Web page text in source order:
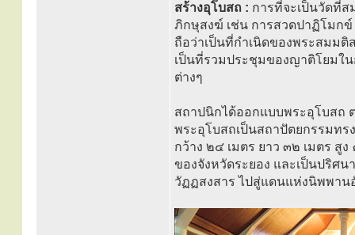
สร้างอุโบสถ : การที่จะเป็นวัดที่
ภิกษุสงฆ์ เช่น การสวดปาฏิโมก
ถือว่าเป็นที่กำเนิดของพระสมม
เป็นที่รวมประชุมของญาติโยมใ
ต่างๆ
สถาปนิกได้ออกแบบพระอุโบสถ
พระอุโบสถเป็นสถาปัตยกรรมท
กว้าง ๒๔ เมตร ยาว ๓๒ เมตร
ของจังหวัดระยอง และเป็นปริศ
วัฏฏสงสาร ไปสู่แดนแห่งนิพพาน